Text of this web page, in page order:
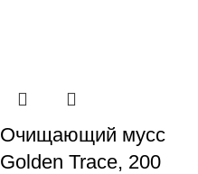
Очищающий мусс
Golden Trace, 200